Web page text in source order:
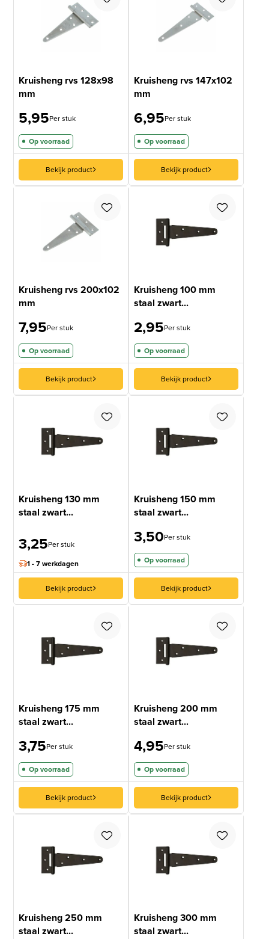
Kruisheng rvs 128x98
mm
5,95Per stuk
Op voorraad
Bekijk product
Kruisheng rvs 147x102
mm
6,95Per stuk
Op voorraad
Bekijk product
Kruisheng rvs 200x102
mm
7,95Per stuk
Op voorraad
Bekijk product
Kruisheng 100 mm
staal zwart...
2,95Per stuk
Op voorraad
Bekijk product
Kruisheng 130 mm
staal zwart...
3,25Per stuk
1 - 7 werkdagen
Bekijk product
Kruisheng 150 mm
staal zwart...
3,50Per stuk
Op voorraad
Bekijk product
Kruisheng 175 mm
staal zwart...
3,75Per stuk
Op voorraad
Bekijk product
Kruisheng 200 mm
staal zwart...
4,95Per stuk
Op voorraad
Bekijk product
Kruisheng 250 mm
staal zwart...
Kruisheng 300 mm
staal zwart...